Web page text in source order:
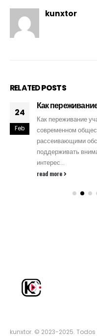
kunxtor
RELATEDPOSTS
24
Feb
Как
Как переживание
современном
рассеивающими
поддерживать
интерес...
read more
kunxtor. © 2023-2025.